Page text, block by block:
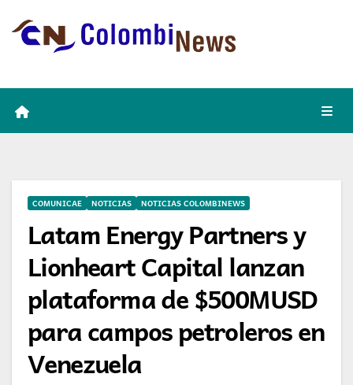
COMUNICAE NOTICIAS NOTICIAS COLOMBINEWS
Latam Energy Partners y
Lionheart Capital lanzan
plataforma de $500MUSD
para campos petroleros en
Venezuela